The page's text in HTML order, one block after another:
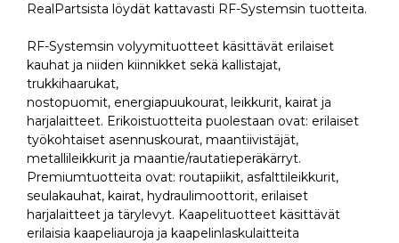
RealPartsista löydät kattavasti RF-Systemsin tuotteita.
RF-Systemsin volyymituotteet käsittävät erilaiset
kauhat ja niiden kiinnikket sekä kallistajat,
trukkihaarukat,
nostopuomit, energiapuukourat, leikkurit, kairat ja
harjalaitteet. Erikoistuotteita puolestaan ovat: erilaiset
työkohtaiset asennuskourat, maantiivistäjät,
metallileikkurit ja maantie/rautatieperäkärryt.
Premiumtuotteita ovat: routapiikit, asfalttileikkurit,
seulakauhat, kairat, hydraulimoottorit, erilaiset
harjalaitteet ja tärylevyt. Kaapelituotteet käsittävät
erilaisia kaapeliauroja ja kaapelinlaskulaitteita